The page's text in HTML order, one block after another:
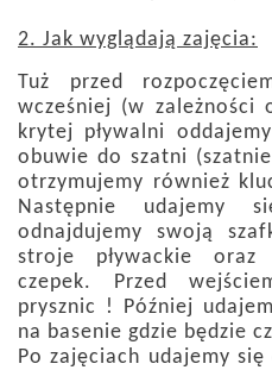
2. Jak wyglądają zajęcia:
Tuż przed
wcześniej (w
krytej pływalni
obuwie do szatni
otrzymujemy również
Następnie udajemy
odnajdujemy swoją
stroje pływackie
czepek. Przed
prysznic ! Później
na basenie gdzie będzie
Po zajęciach udajemy